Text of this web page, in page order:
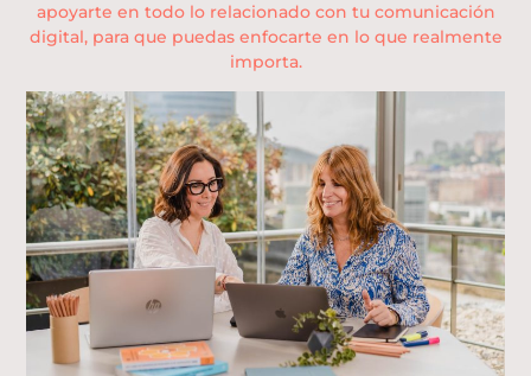
apoyarte en todo lo relacionado con tu comunicación
digital, para que puedas enfocarte en lo que realmente
importa.